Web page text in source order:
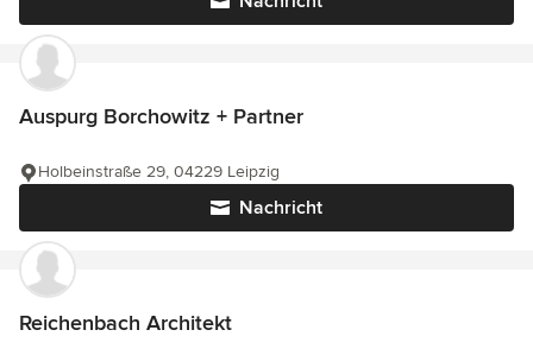
Auspurg Borchowitz + Partner
Nachricht
Holbeinstraße 29, 04229 Leipzig
Reichenbach Architekt